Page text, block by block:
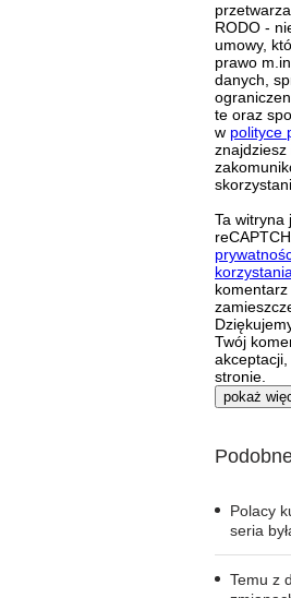
RODO -
umowy,
prawo
danych,
te oraz
w polityce
Ta witryna
korzystania
Twój
stronie.
pokaż
Polacy
seria
Temu z